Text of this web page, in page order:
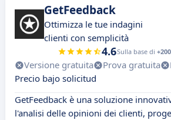
GetFeedback
Ottimizza le tue indagini
clienti con semplicità
4.6Sulla base di
Versione gratuita Prova gratuita
Precio bajo solicitud
GetFeedback è una soluzione
l'analisi delle opinioni dei clienti,